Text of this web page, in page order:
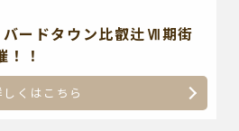
ードタウン比叡辻Ⅶ期街
！！
しくはこちら